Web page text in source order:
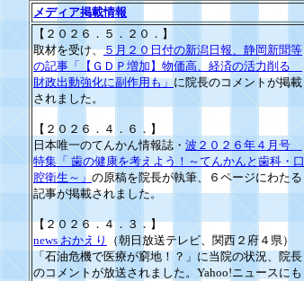
メディア掲載情報
【２０２６．５．２０．】
取材を受け、５月２０日付の新潟日報、静岡新聞等
の記事「【ＧＤＰ増加】物価高、経済の活力削る
財政出動強化に副作用も」に院長のコメントが掲載
されました。
【２０２６．４．６．】
日本唯一のてんかん情報誌・ 波２０２６年４月号
特集「 歯の健康を考えよう！～てんかんと歯科・口
腔衛生～」 の原稿を院長が執筆、６ページにわたる
記事が掲載されました。
【２０２６．４．３．】
news おかえり
（朝日放送テレビ、関西２府４県）
「石油危機で医療が窮地！？」に当院の状況、院長
のコメントが放送されました。Yahoo!ニュースにも